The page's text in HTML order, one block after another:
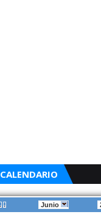
CALENDARIO
Junio